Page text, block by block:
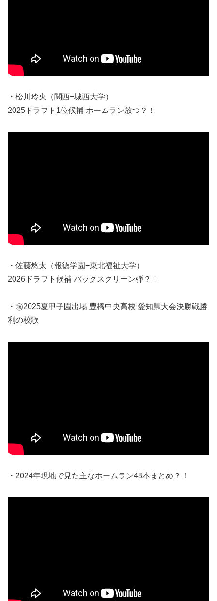
・松川玲央（関西−城西大学）
2025ドラフト1位候補 ホームラン放つ？！
・佐藤悠太（報徳学園−東北福祉大学）
2026ドラフト候補 バックスクリーン弾？！
・㊗2025夏甲子園出場 豊橋中央高校 愛知県大会決勝戦勝
利の校歌
・2024年現地で見た主なホームラン48本まとめ？！